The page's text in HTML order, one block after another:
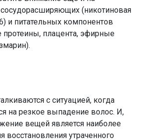
сосудорасширяющих (никотиновая
и питательных компонентов
протеины, плацента, эфирные
с ситуацией, когда
на резкое выпадение волос. И,
вещей является наиболее
восстановления утраченного